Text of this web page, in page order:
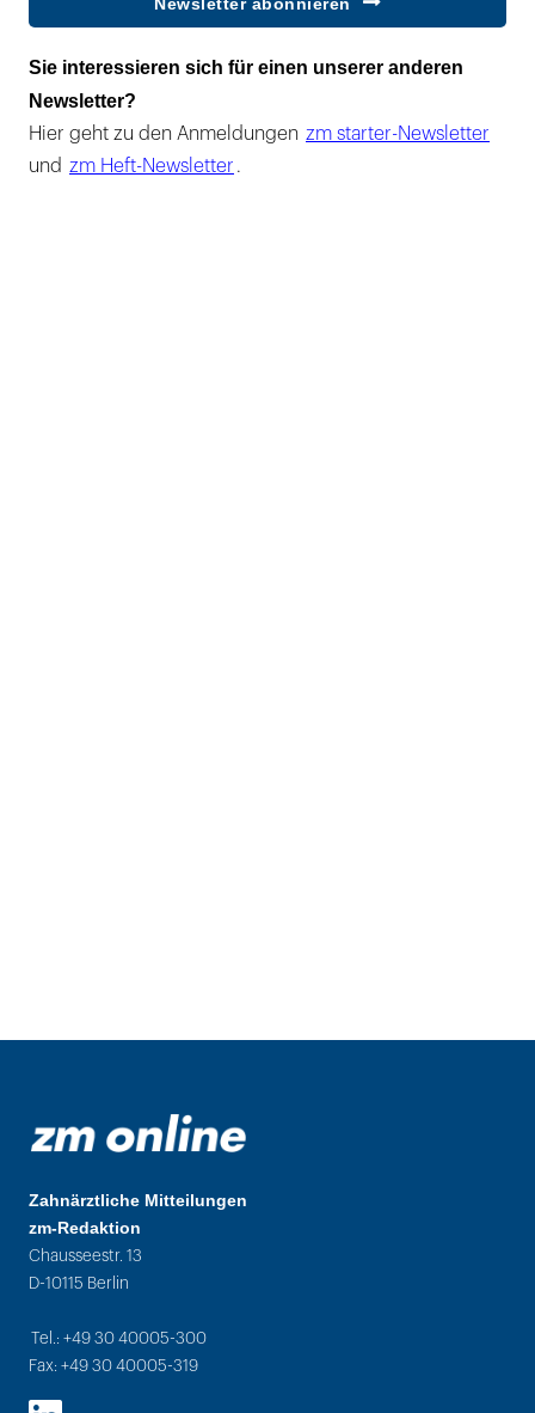
Newsletter abonnieren
Sie interessieren sich für einen unserer anderen
Newsletter?
Hier geht zu den Anmeldungen zm starter-Newsletter
und zm Heft-Newsletter .
Zahnärztliche Mitteilungen
zm-Redaktion
Chausseestr. 13
D-10115 Berlin
Tel.: +49 30 40005-300
Fax: +49 30 40005-319